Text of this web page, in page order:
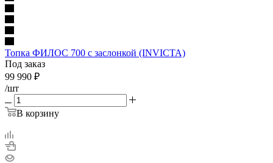
Топка ФИЛОС 700 с заслонкой (INVICTA)
Под заказ
99 990 ₽
/шт
В корзину